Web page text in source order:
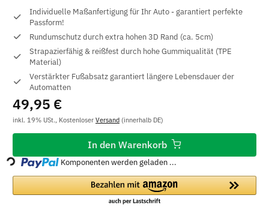
Individuelle Maßanfertigung für Ihr Auto - garantiert perfekte
Passform!
Rundumschutz durch extra hohen 3D Rand (ca. 5cm)
Strapazierfähig & reißfest durch hohe Gummiqualität (TPE
Material)
Verstärkter Fußabsatz garantiert längere Lebensdauer der
Automatten
49,95 €
inkl. 19% USt., Kostenloser Versand (innerhalb DE)
In den Warenkorb
Loading... Komponenten werden geladen ...